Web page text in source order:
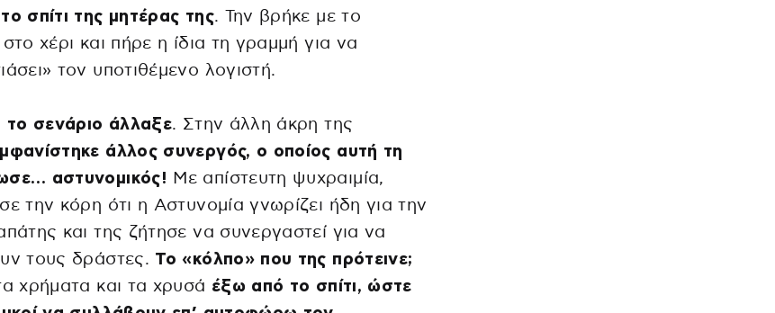
σπίτι της μητέρας της. Την βρήκε με το
χέρι και πήρε η ίδια τη γραμμή για να
τον υποτιθέμενο λογιστή.
το σενάριο άλλαξε. Στην άλλη άκρη της
άλλος συνεργός, ο οποίος αυτή τη
αστυνομικός! Με απίστευτη ψυχραιμία,
την κόρη ότι η Αστυνομία γνωρίζει ήδη για την
και της ζήτησε να συνεργαστεί για να
τους δράστες. Το «κόλπο» που της πρότεινε;
χρήματα και τα χρυσά έξω από το σπίτι, ώστε